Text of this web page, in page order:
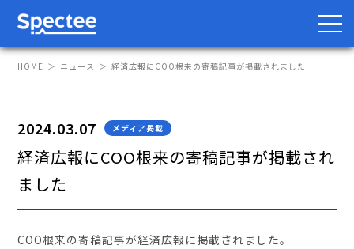
防災・BCP向け
サービス
Spectee Pro
Spectee SCR
HOME ニュース 経済広報にCOO根来の寄稿記事が掲載されました
2024.03.07 メディア掲載
経済広報にCOO根来の寄稿記事が掲載され
ました
COO根来の寄稿記事が経済広報に掲載されました。